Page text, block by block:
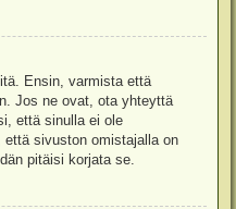
Ensin, varmista että
Jos ne ovat, ota yhteyttä
että sinulla ei ole
sivuston omistajalla on
pitäisi korjata se.